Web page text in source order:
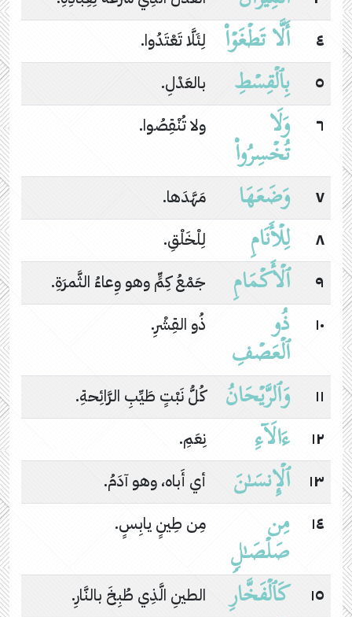
٤
أَلَّا تَطۡغَوۡا۟
لِئَلَّا تَعْتَدُوا.
٥
بِٱلۡقِسۡطِ
بالعَدْلِ.
٦
وَلَا
تُخۡسِرُوا۟
ولا تُنْقِصُوا.
٧ وَضَعَهَا
مَهَّدَها.
٨
لِلۡأَنَامِ
لِلْخَلْقِ.
٩
ٱلۡأَكۡمَامِ
جَمْعُ كِمٍّ وهو وِعاءُ الثَّمرَةِ.
١٠
ذُو
ٱلۡعَصۡفِ
ذُو القِشْرِ.
١١ وَٱلرَّیۡحَانُ
كُلُّ نَبْتٍ طَيِّبِ الرَّائِحةِ.
١٢
ءَالَاۤءِ
نِعَمِ.
١٣
ٱلۡإِنسَـٰنَ
أي أَباه، وهو آدَمُ.
١٤
مِن
صَلۡصَـٰلࣲ
مِن طِينٍ يابِسٍ.
١٥ كَٱلۡفَخَّارِ
الطينِ الَّذِي طُبِخَ بالنَّارِ.